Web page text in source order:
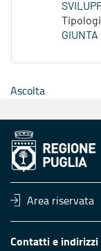
GIUNTA
Ascolta
Area riservata
Contatti e indirizzi